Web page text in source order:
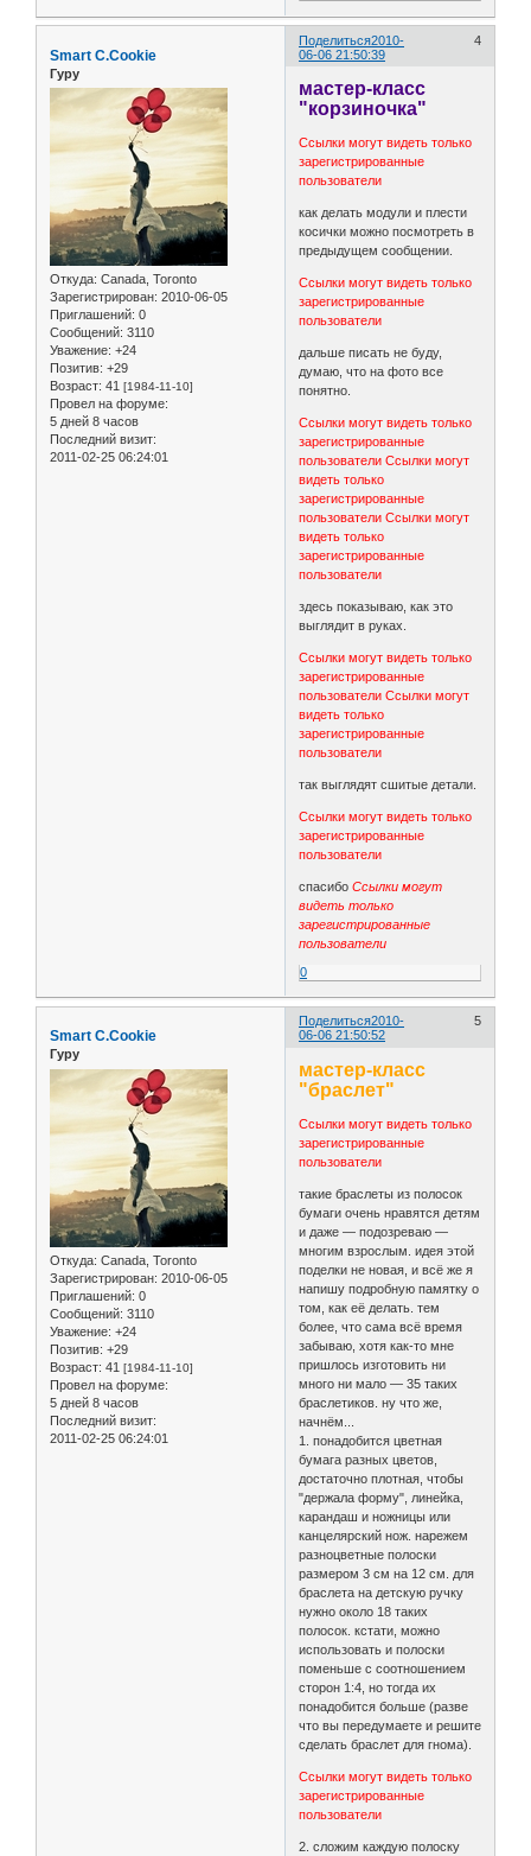
Поделиться 4
2010-
06-06 21:50:39
Smart C.Cookie
Гуру
Откуда: Canada, Toronto
Зарегистрирован: 2010-06-05
Приглашений: 0
Сообщений: 3110
Уважение: +24
Позитив: +29
Возраст: 41 [1984-11-10]
Провел на форуме:
5 дней 8 часов
Последний визит:
2011-02-25 06:24:01
мастер-класс
"корзиночка"
Ссылки могут видеть только
зарегистрированные
пользователи
как делать модули и плести
косички можно посмотреть в
предыдущем сообщении.
Ссылки могут видеть только
зарегистрированные
пользователи
дальше писать не буду,
думаю, что на фото все
понятно.
Ссылки могут видеть только
зарегистрированные
пользователи Ссылки могут
видеть только
зарегистрированные
пользователи Ссылки могут
видеть только
зарегистрированные
пользователи
здесь показываю, как это
выглядит в руках.
Ссылки могут видеть только
зарегистрированные
пользователи Ссылки могут
видеть только
зарегистрированные
пользователи
так выглядят сшитые детали.
Ссылки могут видеть только
зарегистрированные
пользователи
спасибоСсылки могут
видеть только
зарегистрированные
пользователи
0
Поделиться 5
2010-
06-06 21:50:52
Smart C.Cookie
Гуру
Откуда: Canada, Toronto
Зарегистрирован: 2010-06-05
Приглашений: 0
Сообщений: 3110
Уважение: +24
Позитив: +29
Возраст: 41 [1984-11-10]
Провел на форуме:
5 дней 8 часов
Последний визит:
2011-02-25 06:24:01
мастер-класс
"браслет"
Ссылки могут видеть только
зарегистрированные
пользователи
такие браслеты из полосок
бумаги очень нравятся детям
и даже — подозреваю —
многим взрослым. идея этой
поделки не новая, и всё же я
напишу подробную памятку о
том, как её делать. тем
более, что сама всё время
забываю, хотя как-то мне
пришлось изготовить ни
много ни мало — 35 таких
браслетиков. ну что же,
начнём...
1. понадобится цветная
бумага разных цветов,
достаточно плотная, чтобы
"держала форму", линейка,
карандаш и ножницы или
канцелярский нож. нарежем
разноцветные полоски
размером 3 см на 12 см. для
браслета на детскую ручку
нужно около 18 таких
полосок. кстати, можно
использовать и полоски
поменьше с соотношением
сторон 1:4, но тогда их
понадобится больше (разве
что вы передумаете и решите
сделать браслет для гнома).
Ссылки могут видеть только
зарегистрированные
пользователи
2. сложим каждую полоску